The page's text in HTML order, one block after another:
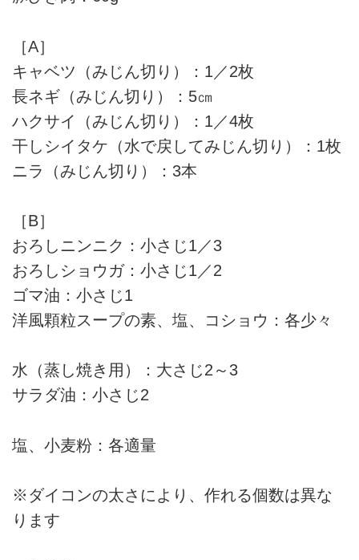
［A］
キャベツ（みじん切り）：1／2枚
長ネギ（みじん切り）：5㎝
ハクサイ（みじん切り）：1／4枚
干しシイタケ（水で戻してみじん切り）：1枚
ニラ（みじん切り）：3本
［B］
おろしニンニク：小さじ1／3
おろしショウガ：小さじ1／2
ゴマ油：小さじ1
洋風顆粒スープの素、塩、コショウ：各少々
水（蒸し焼き用）：大さじ2～3
サラダ油：小さじ2
塩、小麦粉：各適量
※ダイコンの太さにより、作れる個数は異な
ります